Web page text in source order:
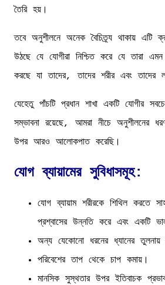
তৈরি হয়।
তবে অনুশীলনে অনেক বৈচিত্র্য থাকায় এটি
উঠছে যে যোগীরা নিশ্চিত করে যে তারা
করছে যা তাদের, তাদের শরীর এবং তাদের
যেহেতু পাঁচটি প্রধান শাখা একটি যোগীর
সম্ভাবনা রয়েছে, আমরা নীচে অনুশীলনের
উপর আরও আলোকপাত করেছি।
যোগ ব্যায়ামের সুবিধাসমূহ:
যোগ ব্যায়াম শরীরকে শিথিল করতে
প্রশ্বাসের উন্নতি করে এবং একটি
অন্য যেকোনো ধরনের ধ্যানের তুলনায়
পরিবেশের তাপ থেকে চাপ কমায়।
মানসিক সুস্থতার উপর ইতিবাচক